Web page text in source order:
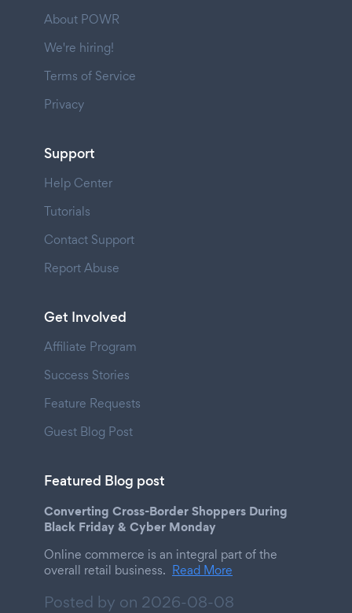
About POWR
We're hiring!
Terms of Service
Privacy
Support
Help Center
Tutorials
Contact Support
Report Abuse
Get Involved
Affiliate Program
Success Stories
Feature Requests
Guest Blog Post
Featured Blog post
Converting Cross-Border Shoppers During
Black Friday & Cyber Monday
Online commerce is an integral part of the
overall retail business. Read More
Posted by on 2026-08-08